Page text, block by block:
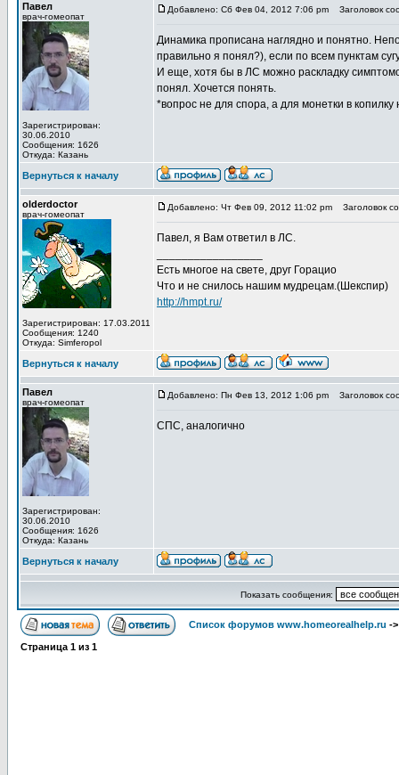
Павел
врач-гомеопат
Зарегистрирован:
30.06.2010
Сообщения: 1626
Откуда: Казань
Добавлено: Сб Фев 04, 2012 7:06 pm Заголовок
Динамика прописана наглядно и понятно.
правильно я понял?), если по всем пунктам
И еще, хотя бы в ЛС можно раскладку
понял. Хочется понять.
*вопрос не для спора, а для монетки в копилку
Вернуться к началу
olderdoctor
врач-гомеопат
Зарегистрирован: 17.03.2011
Сообщения: 1240
Откуда: Simferopol
Добавлено: Чт Фев 09, 2012 11:02 pm Заголовок
Павел, я Вам ответил в ЛС.
Есть многое на свете, друг Горацио
Что и не снилось нашим мудрецам.(Шекспир)
http://hmpt.ru/
Вернуться к началу
Павел
врач-гомеопат
Зарегистрирован:
30.06.2010
Сообщения: 1626
Откуда: Казань
Добавлено: Пн Фев 13, 2012 1:06 pm Заголовок
СПС, аналогично
Вернуться к началу
Показать сообщения:
Список форумов www.homeorealhelp.ru -
Страница 1 из 1